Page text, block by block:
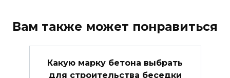
Вам также может понравиться
Какую марку бетона выбрать
для строительства беседки